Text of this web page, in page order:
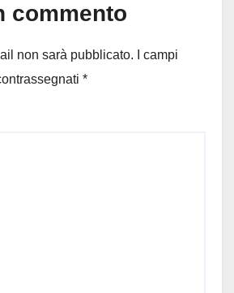
commento
non sarà pubblicato.
I campi
*